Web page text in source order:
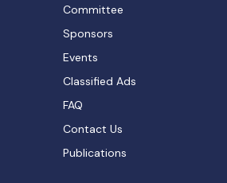
Committee
Sponsors
Events
Classified Ads
FAQ
Contact Us
Publications